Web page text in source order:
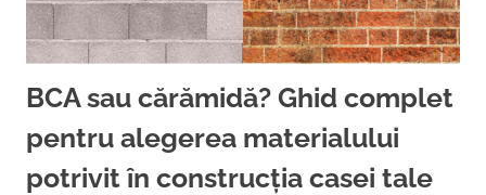
BCA sau cărămidă? Ghid complet
pentru alegerea materialului
potrivit în construcția casei tale